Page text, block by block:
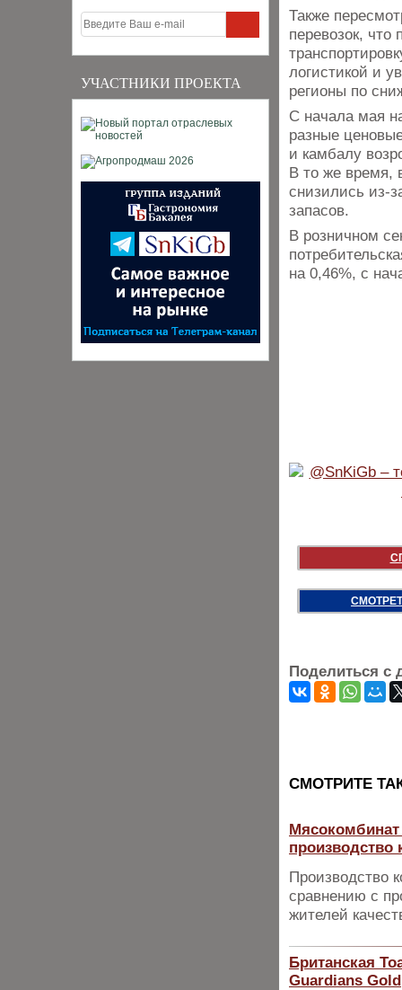
УЧАСТНИКИ ПРОЕКТА
Также
перевозок, что
логистикой и
регионы по
С начала мая
разные
и камбалу
В то же время,
снизились из-
запасов.
В розничном
на 0,46%, с
Поделиться с
CМОТРИТЕ
производство
Производство
сравнению с
жителей
Британская
Guardians Gold